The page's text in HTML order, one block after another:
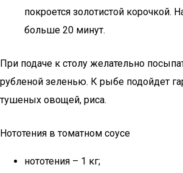
покроется золотистой корочкой.
больше 20 минут.
При подаче к столу желательно
рубленой зеленью. К рыбе подойдет
тушеных овощей, риса.
Нототения в томатном соусе
нототения – 1 кг;